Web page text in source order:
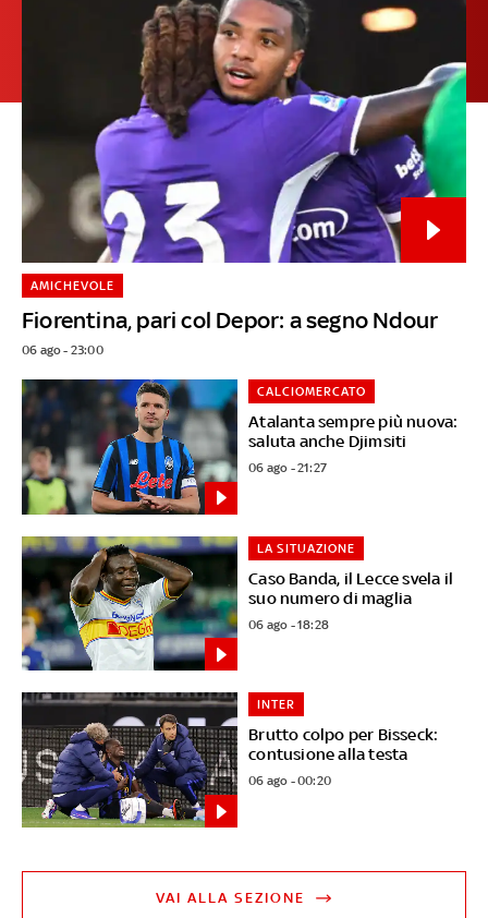
Fiorentina, pari col Depor: a segno Ndour
AMICHEVOLE
06 ago - 23:00
Atalanta sempre più nuova:
saluta anche Djimsiti
CALCIOMERCATO
06 ago - 21:27
Caso Banda, il Lecce svela il
suo numero di maglia
LA SITUAZIONE
06 ago - 18:28
Brutto colpo per Bisseck:
contusione alla testa
INTER
06 ago - 00:20
VAI ALLA SEZIONE